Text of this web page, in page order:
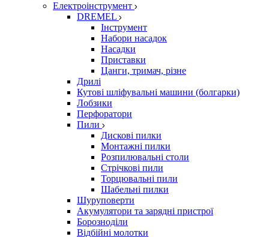
Електроінструмент
DREMEL
Інструмент
Набори насадок
Насадки
Приставки
Цанги, тримач, різне
Дрилі
Кутові шліфувальні машини (болгарки)
Лобзики
Перфоратори
Пили
Дискові пилки
Монтажні пилки
Розпилювальні столи
Стрічкові пили
Торцювальні пили
Шабельні пилки
Шуруповерти
Акумулятори та зарядні пристрої
Борозноділи
Відбійні молотки